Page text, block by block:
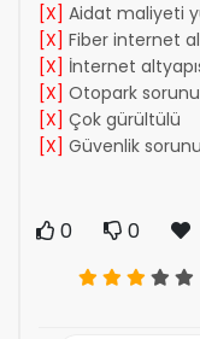
[X] Aidat maliyeti
[X] Fiber internet
[X] İnternet
[X] Otopark
[X] Çok gürültülü
[X] Güvenlik
0 0